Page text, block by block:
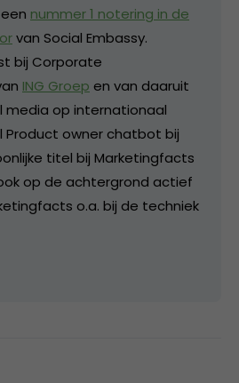
nummer 1 notering in de
van Social Embassy.
bij Corporate
ING Groep en van daaruit
media op internationaal
Product owner chatbot bij
titel bij Marketingfacts
op de achtergrond actief
o.a. bij de techniek